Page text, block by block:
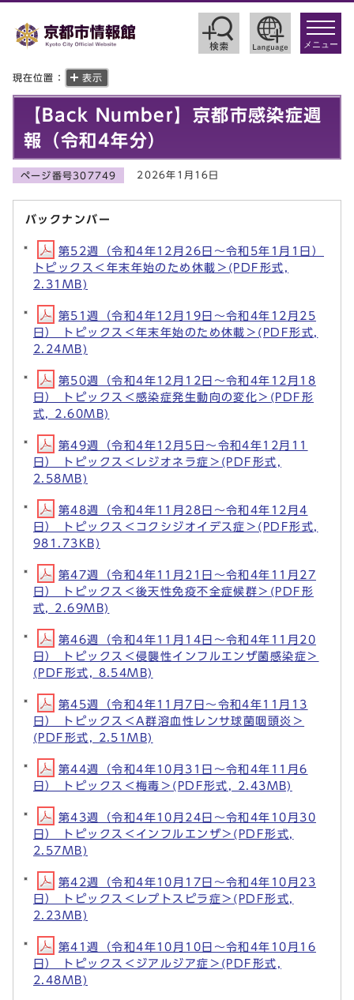
toggle
メニュー
現在位置： 表示
【Back Number】京都市感染症週
報（令和4年分）
ページ番号307749 2026年1月16日
バックナンバー
第52週（令和4年12月26日～令和5年1月1日）
トピックス＜年末年始のため休載＞(PDF形式,
2.31MB)
第51週（令和4年12月19日～令和4年12月25
日） トピックス＜年末年始のため休載＞(PDF形式,
2.24MB)
第50週（令和4年12月12日～令和4年12月18
日） トピックス＜感染症発生動向の変化＞(PDF形
式, 2.60MB)
第49週（令和4年12月5日～令和4年12月11
日） トピックス＜レジオネラ症＞(PDF形式,
2.58MB)
第48週（令和4年11月28日～令和4年12月4
日） トピックス＜コクシジオイデス症＞(PDF形式,
981.73KB)
第47週（令和4年11月21日～令和4年11月27
日） トピックス＜後天性免疫不全症候群＞(PDF形
式, 2.69MB)
第46週（令和4年11月14日～令和4年11月20
日） トピックス＜侵襲性インフルエンザ菌感染症＞
(PDF形式, 8.54MB)
第45週（令和4年11月7日～令和4年11月13
日） トピックス＜A群溶血性レンサ球菌咽頭炎＞
(PDF形式, 2.51MB)
第44週（令和4年10月31日～令和4年11月6
日） トピックス＜梅毒＞(PDF形式, 2.43MB)
第43週（令和4年10月24日～令和4年10月30
日） トピックス＜インフルエンザ＞(PDF形式,
2.57MB)
第42週（令和4年10月17日～令和4年10月23
日） トピックス＜レプトスピラ症＞(PDF形式,
2.23MB)
第41週（令和4年10月10日～令和4年10月16
日） トピックス＜ジアルジア症＞(PDF形式,
2.48MB)